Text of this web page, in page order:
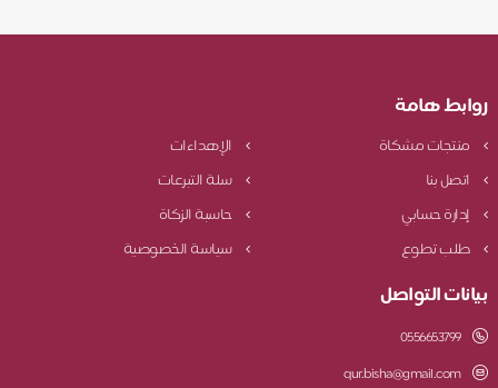
روابط هامة
منتجات مشكاة
الإهداءات
اتصل بنا
سلة التبرعات
إدارة حسابي
حاسبة الزكاة
طلب تطوع
سياسة الخصوصية
بيانات التواصل
0556653799
qur.bisha@gmail.com